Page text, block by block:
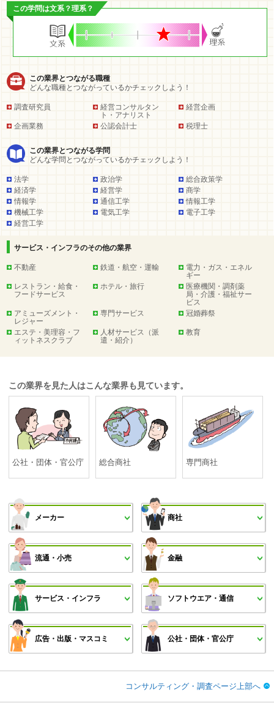
この学問は文系？理系？
この業界とつながる職種
どんな職種とつながっているかチェックしよう！
調査研究員
経営コンサルタン
ト・アナリスト
経営企画
企画業務 公認会計士 税理士
この業界とつながる学問
どんな学問とつながっているかチェックしよう！
法学 政治学
総合政策学
経済学
経営学
商学
情報学
通信工学
情報工学
機械工学
電気工学
電子工学
経営工学
サービス・インフラのその他の業界
不動産 鉄道・航空・運輸
電力・ガス・エネル
ギー
レストラン・給食・
フードサービス
ホテル・旅行
医療機関・調剤薬
局・介護・福祉サー
ビス
アミューズメント・
レジャー
専門サービス 冠婚葬祭
エステ・美理容・フ
ィットネスクラブ
人材サービス（派
遣・紹介）
教育
この業界を見た人はこんな業界も見ています。
公社・団体・官公庁 総合商社 専門商社
メーカー 商社
流通・小売 金融
サービス・インフラ ソフトウエア・通信
広告・出版・マスコミ 公社・団体・官公庁
コンサルティング・調査ページ上部へ